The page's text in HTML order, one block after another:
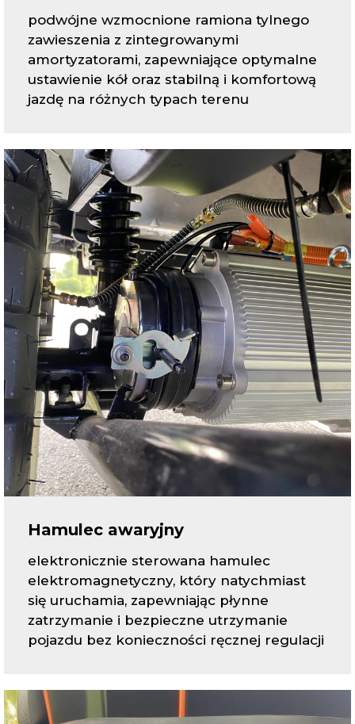
podwójne wzmocnione ramiona tylnego
zawieszenia z zintegrowanymi
amortyzatorami, zapewniające optymalne
ustawienie kół oraz stabilną i komfortową
jazdę na różnych typach terenu
Hamulec awaryjny
elektronicznie sterowana hamulec
elektromagnetyczny, który natychmiast
się uruchamia, zapewniając płynne
zatrzymanie i bezpieczne utrzymanie
pojazdu bez konieczności ręcznej regulacji